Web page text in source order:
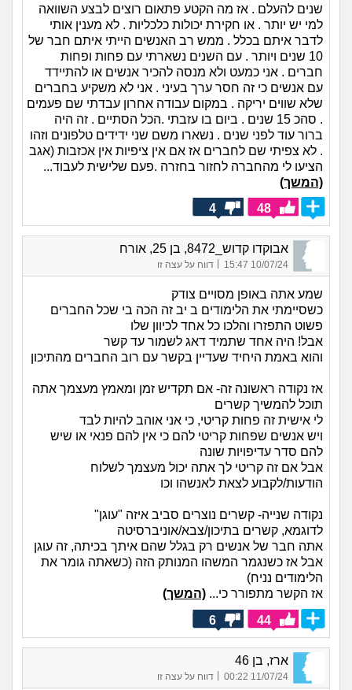
שנים להעלם . אז מה הקטע פתאום רוצים לבצע השוואה
למי יש יותר . או חקירת יכולות כלכליות . לא מענין אותי
לדבר איתם בכלל . ממש רב האנשים הייתי איתם חבר של
10 שנים ויותר . עם השנים נשארתי עם פחות ופחות
חברים . אני כמעט ולא מנסה להכיר אנשים או להתיידד
עם אנשים כי זה חסר ערך בעיני . אני לא משקיע בחברים
שלא שווים יריקה . במקום עבודה אחרון עבדתי שם פעמים
. סהכ 15 שנים . ביום בו עזבתי .הכל הסתיים . זה היה
ברור עוד לפני שנים . נשארו משם שני ידידים טלפונים וזהו
. לא צפיתי שם לחברים אז אם אין ציפיות אין אכזבות (אגב
הציעו לי מהחברה לחזור בחזרה .פעם שלישית לעבוד...
(המשך)
48
4
אבוקדו קדוש_8472, בן 25, אורח
10/07/24 15:47 דווח על עצה זו
שמע אתה באופן מסויים צודק
כשסיימתי את הלימודים ב יב זה הכה בי שכל החברים
פשוט התפזרו והלכו כל אחד לכיוון שלו
אבל! היה אחד שתמיד דאג לשמור עד קשר
והוא באמת היחיד שעדיין בקשר עם רוב החברים מהתיכון
אז נקודה ראשונה זה- אם תקדיש זמן ומאמץ מעצמך אתה
תוכל להמשיך קשרים
לי אישית זה פחות קריטי, כי אני אוהב להיות לבד
ויש אנשים שפחות קריטי להם כי אין להם פנאי או שיש
להם סדר עדיפויות שונה
אבל אם זה קריטי לך אתה יכול מעצמך לשלוח
הודעות/לקבוע לצאת לאנשהו וכו
נקודה שנייה- קשרים נוצרים סביב איזה "עוגן"
לדוגמא, קשרים בתיכון/צבא/אוניברסיטה
אתה חבר של אנשים רק בגלל שהם איתך בכיתה, זה עוגן
אבל אז כשנגמר המשהו המנותק הזה (כשאתה גומר את
הלימודים נניח)
אז הקשר מתפורר כי... (המשך)
44
6
ארז, בן 46
11/07/24 00:22
| דווח על עצה זו